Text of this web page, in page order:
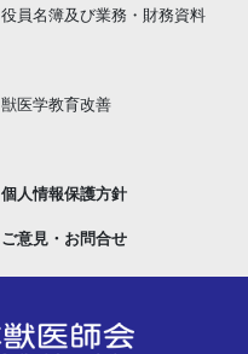
役員名簿及び業務・財務資料
獣医学教育改善
個人情報保護方針
ご意見・お問合せ